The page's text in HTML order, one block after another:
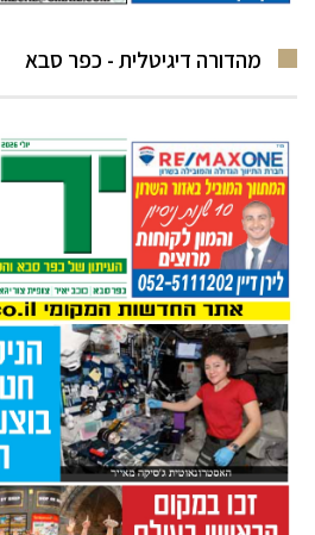
מהדורה דיגיטלית - כפר סבא